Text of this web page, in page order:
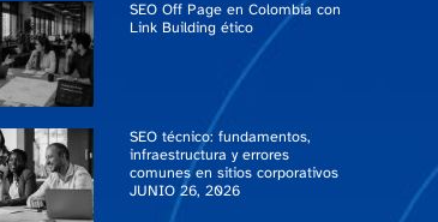
SEO Off Page en Colombia con
Link Building ético
SEO técnico: fundamentos,
infraestructura y errores
comunes en sitios corporativos
JUNIO 26, 2026